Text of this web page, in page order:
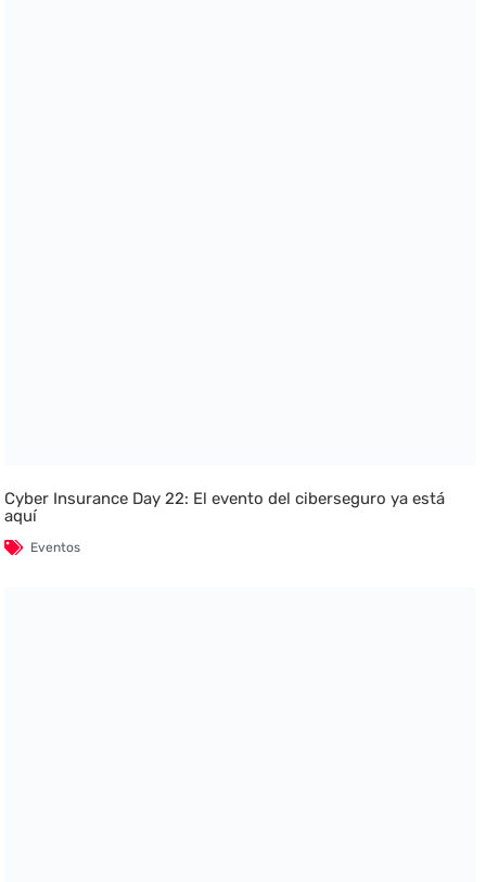
Cyber Insurance Day 22: El evento del ciberseguro ya está
aquí
Eventos